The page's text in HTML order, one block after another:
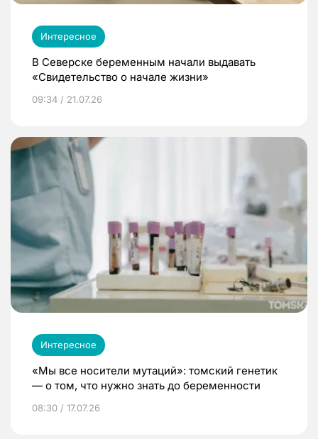
Интересное
В Северске беременным начали выдавать
«Свидетельство о начале жизни»
09:34 / 21.07.26
Интересное
«Мы все носители мутаций»: томский генетик
— о том, что нужно знать до беременности
08:30 / 17.07.26